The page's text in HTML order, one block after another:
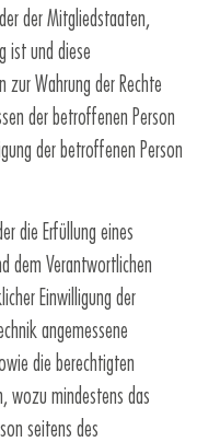
der Mitgliedstaaten,
ist und diese
zur Wahrung der Rechte
der betroffenen Person
der betroffenen Person
die Erfüllung eines
dem Verantwortlichen
Einwilligung der
angemessene
die berechtigten
wozu mindestens das
seitens des